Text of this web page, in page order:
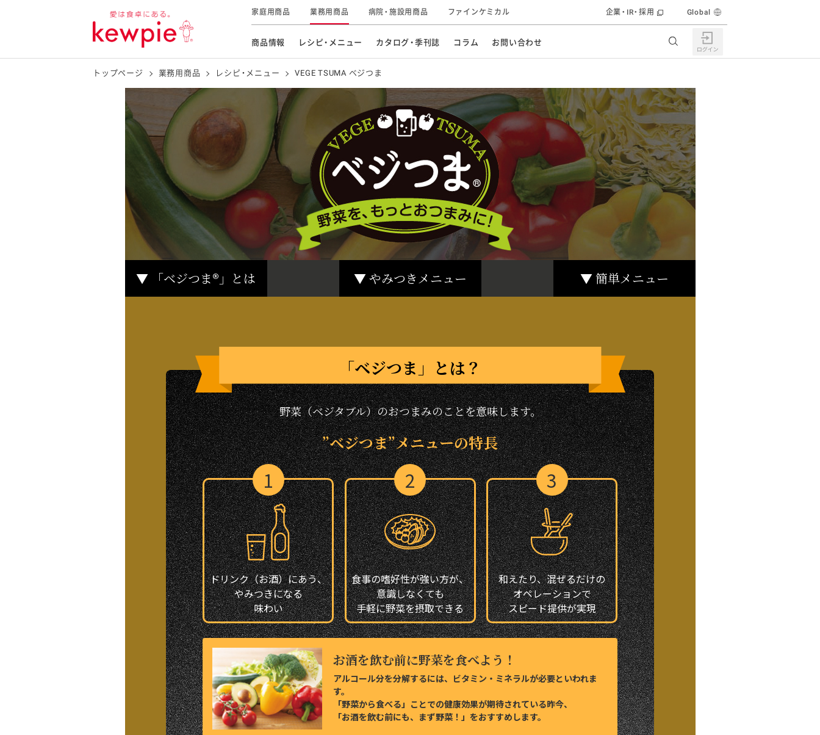
商品情報
商品情報
商品一覧 新商品 おすすめ特集 商品紹介動画一覧
レシピ・メニュー
レシピ・メニュー
レシピカテゴリー
すべて スープ・鍋物 パン
サラダ ご飯もの デザート
おかず・おつまみ 麺類 ドリンク
おすすめレシピ特集
カタログ・季刊誌 コラム お問い合わせ
家庭用商品 業務用商品 病院・施設用商品 ファインケミカル 企業・IR・採用
企業情報 グループの事業 食育活動
サステナビリティ 研究開発 株主・投資家の皆様へ
Global
▼ 「ベジつま®」 とは ▼やみつきメニュー ▼ 簡単メニュー
「ベジつま」とは？
野菜（ベジタブル）のおつまみのことを意味します。
”ベジつま”メニューの特長
ドリンク（お酒）にあう、
やみつきになる
味わい
食事の嗜好性が強い方が、
意識しなくても
手軽に野菜を摂取できる
和えたり、混ぜるだけの
オペレーションで
スピード提供が実現
お酒を飲む前に野菜を食べよう！
アルコール分を分解するには、ビタミン・ミネラルが必要といわれま
す。
「野菜から食べる」ことでの健康効果が期待されている昨今、
「お酒を飲む前にも、まず野菜！」をおすすめします。
トップページ 業務用商品 レシピ・メニュー VEGE TSUMA ベジつま